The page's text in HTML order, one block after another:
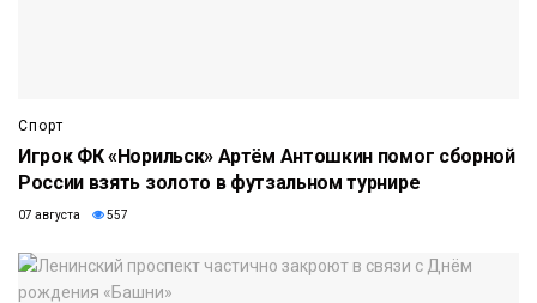
Спорт
Игрок ФК «Норильск» Артём Антошкин помог сборной
России взять золото в футзальном турнире
07 августа 557